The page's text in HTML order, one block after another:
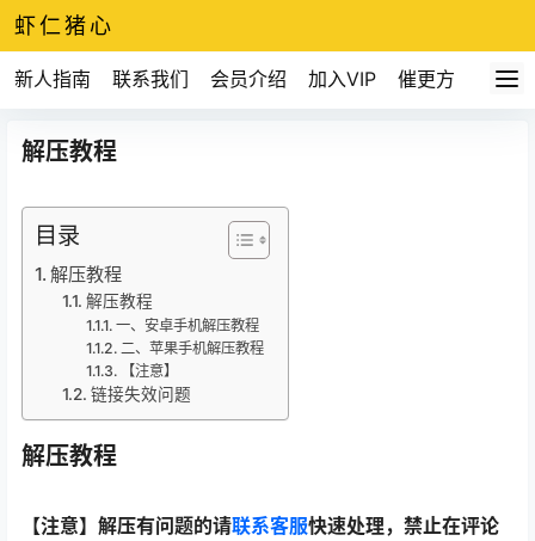
虾仁猪心
新人指南 联系我们 会员介绍 加入VIP 催更方式
解压教程
目录
解压教程
解压教程
一、安卓手机解压教程
二、苹果手机解压教程
【注意】
链接失效问题
解压教程
【注意】解压有问题的请联系客服快速处理，禁止在评论